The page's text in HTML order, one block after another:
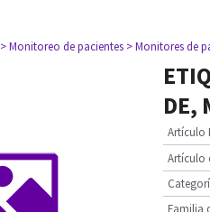
> Monitoreo de pacientes > Monitores de
DE,
Artículo
Artículo
Familia